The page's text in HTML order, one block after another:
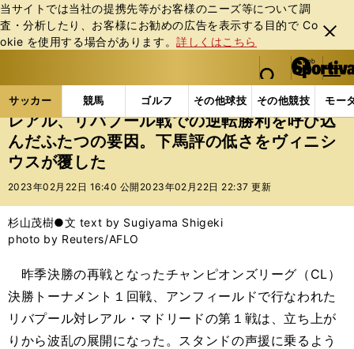
当サイトでは当社の提携先等がお客様のニーズ等について調
査・分析したり、お客様にお勧めの広告を表⽰する⽬的で Co
okie を使⽤する場合があります。詳しくはこちら
閉じ
る
web Sportiva (webスポルティーバ)
検索
マイペ
ー
ジ
メニュ
サッカー 競馬 ゴルフ その他球技 その他競技 モー
ス
ポ
ル
テ
ー
バ
サッカーの記事一覧 海外サッカー 海外サッカー
レアル、リバプール戦での逆転勝利を呼び込
んだふたつの要因。下馬評の低さをヴィニシ
ウスが覆した
2023年02月22日 16:40 公開 2023年02月22日 22:37 更新
杉山茂樹●文 text by Sugiyama Shigeki
photo by Reuters/AFLO
昨季決勝の再戦となったチャンピオンズリーグ（CL）
決勝トーナメント１回戦、アンフィールドで行なわれた
リバプール対レアル・マドリードの第１戦は、立ち上が
りから波乱の展開になった。スタンドの声援に乗るよう